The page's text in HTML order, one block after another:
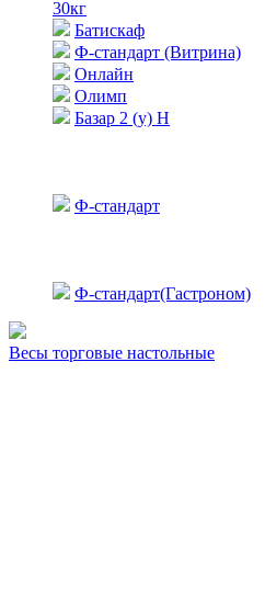
30кг
Батискаф
Ф-стандарт (Витрина)
Онлайн
Олимп
Базар 2 (у) Н
Ф-стандарт
Ф-стандарт(Гастроном)
Весы торговые настольные